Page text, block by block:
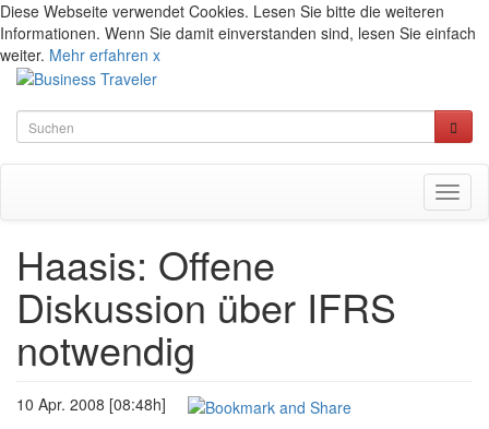
Diese Webseite verwendet Cookies. Lesen Sie bitte die weiteren
Informationen. Wenn Sie damit einverstanden sind, lesen Sie einfach
weiter. Mehr erfahren x
Haasis: Offene
Diskussion über IFRS
notwendig
10 Apr. 2008 [08:48h]